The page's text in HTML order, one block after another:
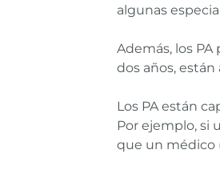
algunas
Además, los
dos años,
Los PA están
Por ejemplo, si
que un médico